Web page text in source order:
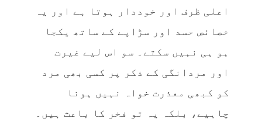
اعلی ظرف اور خوددار ہوتا ہے اور یہ
خصائص حسد اور سڑاپے کے ساتھ یکجا
ہو ہی نہیں سکتے۔ سو اس لیے غیرت
اور مردانگی کے ذکر پر کسی بھی مرد
کو کبھی معذرت خواہ نہیں ہونا
چاہیے، بلکہ یہ تو فخر کا باعث ہیں۔